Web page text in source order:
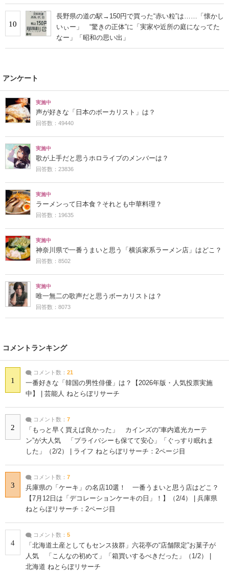
10
長野県の道の駅→150円で買った“赤い粒”は……「懐かし
いぃー」 “驚きの正体”に「実家や近所の庭になってた
なー」「昭和の思い出」
アンケート
実施中
声が好きな「日本のボーカリスト」は？
回答数：49440
実施中
歌が上手だと思うホロライブのメンバーは？
回答数：23836
実施中
ラーメンって日本食？それとも中華料理？
回答数：19635
実施中
神奈川県で一番うまいと思う「横浜家系ラーメン店」はどこ？
回答数：8502
実施中
唯一無二の歌声だと思うボーカリストは？
回答数：8073
コメントランキング
1
コメント数： 21
一番好きな「韓国の男性俳優」は？【2026年版・人気投票実施
中】 | 芸能人 ねとらぼリサーチ
2
コメント数： 7
「もっと早く買えば良かった」 カインズの“車内遮光カーテ
ン”が大人気 「プライバシーも保てて安心」「ぐっすり眠れま
した」（2/2） | ライフ ねとらぼリサーチ：2ページ目
3
コメント数： 7
兵庫県の「ケーキ」の名店10選！ 一番うまいと思う店はどこ？
【7月12日は「デコレーションケーキの日」！】（2/4） | 兵庫県
ねとらぼリサーチ：2ページ目
4
コメント数： 5
「北海道土産としてもセンス抜群」六花亭の“店舗限定”お菓子が
人気 「こんなの初めて」「箱買いするべきだった」（1/2） |
北海道 ねとらぼリサーチ